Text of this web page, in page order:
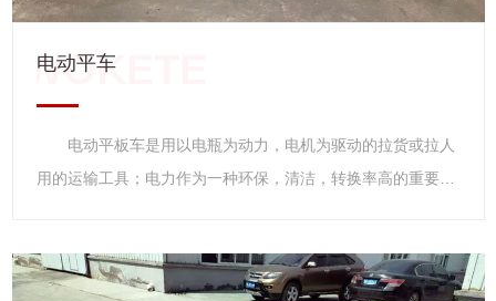
电动平车
电动平板车是用以电瓶为动力，电机为驱动的拉货或拉人
用的运输工具；电力作为一种环保，清洁，转换率高的重要的
是世界各国研究的重要课题之一，经过几十年的发展，已经应